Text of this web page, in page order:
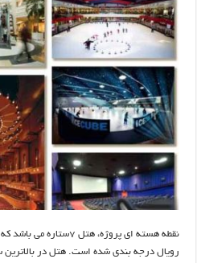
رویال درجه بندی شده است. هتل در